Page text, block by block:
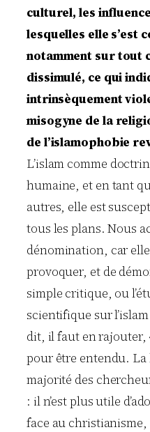
culturel, les
lesquelles elle s’est
notamment sur tout
dissimulé, ce qui
intrinsèquement
misogyne de la
de l’islamophobie
L’islam comme
humaine, et en tant
autres, elle est
tous les plans. Nous
dénomination, car
provoquer, et de
simple critique, ou
scientifique sur
dit, il faut en rajouter,
pour être entendu. La
majorité des
: il n’est plus utile
face au